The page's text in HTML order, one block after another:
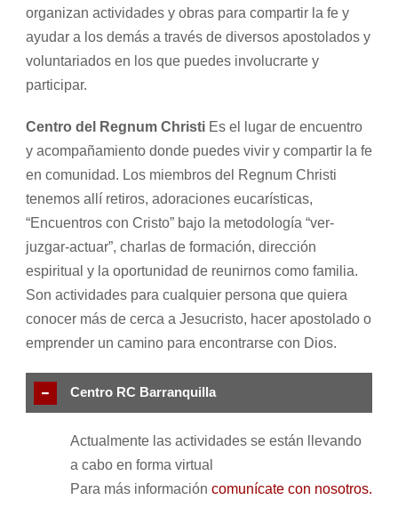
organizan actividades y obras para compartir la fe y
ayudar a los demás a través de diversos apostolados y
voluntariados en los que puedes involucrarte y
participar.
Centro del Regnum Christi Es el lugar de encuentro
y acompañamiento donde puedes vivir y compartir la fe
en comunidad. Los miembros del Regnum Christi
tenemos allí retiros, adoraciones eucarísticas,
“Encuentros con Cristo” bajo la metodología “ver-
juzgar-actuar”, charlas de formación, dirección
espiritual y la oportunidad de reunirnos como familia.
Son actividades para cualquier persona que quiera
conocer más de cerca a Jesucristo, hacer apostolado o
emprender un camino para encontrarse con Dios.
Centro RC Barranquilla
Actualmente las actividades se están llevando
a cabo en forma virtual
Para más información comunícate con nosotros.